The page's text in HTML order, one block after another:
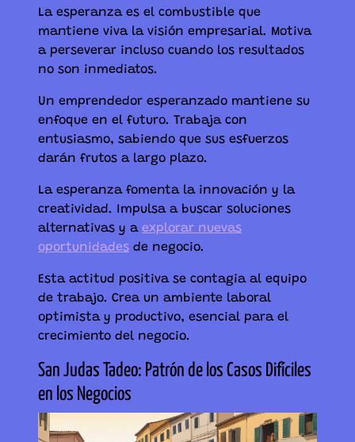
La esperanza es el combustible que
mantiene viva la visión empresarial. Motiva
a perseverar incluso cuando los resultados
no son inmediatos.
Un emprendedor esperanzado mantiene su
enfoque en el futuro. Trabaja con
entusiasmo, sabiendo que sus esfuerzos
darán frutos a largo plazo.
La esperanza fomenta la innovación y la
creatividad. Impulsa a buscar soluciones
alternativas y a explorar nuevas
oportunidades de negocio.
Esta actitud positiva se contagia al equipo
de trabajo. Crea un ambiente laboral
optimista y productivo, esencial para el
crecimiento del negocio.
San Judas Tadeo: Patrón de los Casos Difíciles
en los Negocios